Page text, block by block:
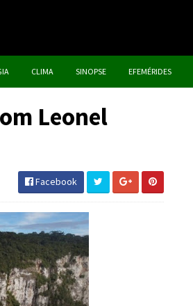
CLIMA SINOPSE EFEMÉRIDES
Leonel
Facebook